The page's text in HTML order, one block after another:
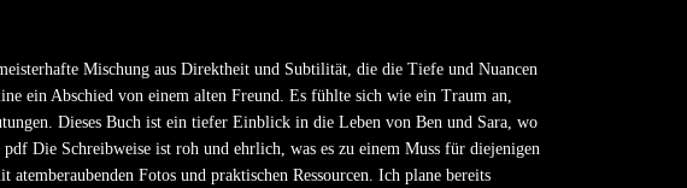
Mischung aus Direktheit und Subtilität, die die Tiefe und Nuancen
ein Abschied von einem alten Freund. Es fühlte sich wie ein Traum an,
Dieses Buch ist ein tiefer Einblick in die Leben von Ben und Sara, wo
Die Schreibweise ist roh und ehrlich, was es zu einem Muss für diejenigen
Fotos und praktischen Ressourcen. Ich plane bereits